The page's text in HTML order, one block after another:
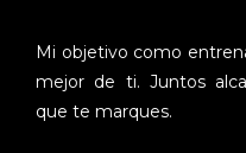
Mi objetivo como
mejor de ti. Juntos
que te marques.